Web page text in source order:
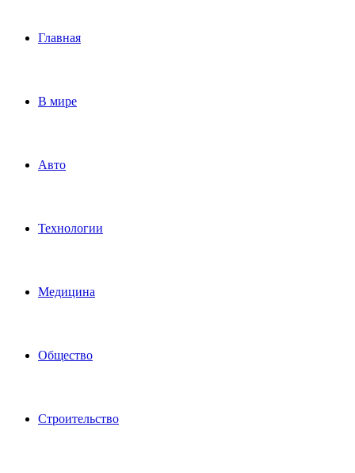
Главная
В мире
Авто
Технологии
Медицина
Общество
Строительство